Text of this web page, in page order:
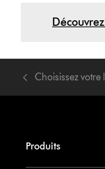
Choisissez
Produits